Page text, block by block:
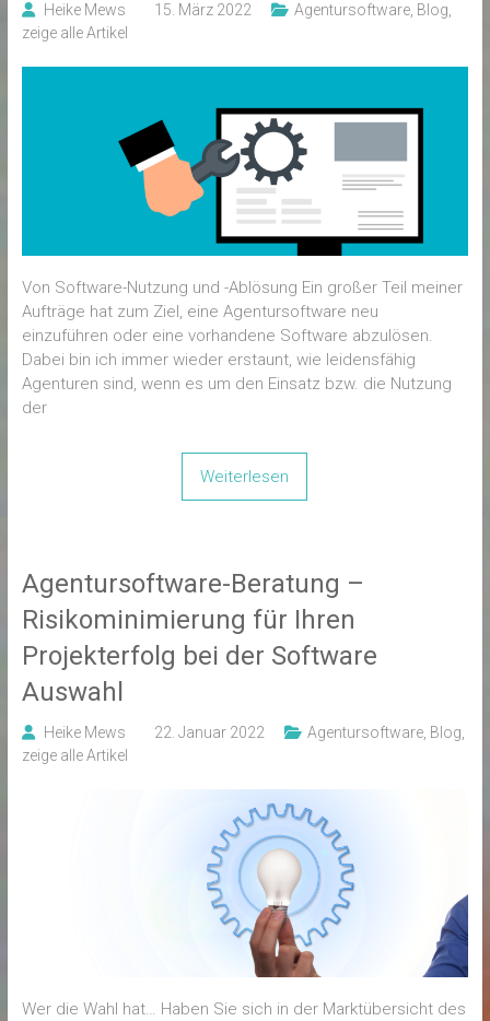
Heike Mews 15. März 2022 Agentursoftware, Blog
zeige alle Artikel
Von Software-Nutzung und -Ablösung Ein großer Teil meiner
Aufträge hat zum Ziel, eine Agentursoftware neu
einzuführen oder eine vorhandene Software abzulösen.
Dabei bin ich immer wieder erstaunt, wie leidensfähig
Agenturen sind, wenn es um den Einsatz bzw. die Nutzung
der
Weiterlesen
Agentursoftware-Beratung –
Risikominimierung für Ihren
Projekterfolg bei der Software
Auswahl
Heike Mews 22. Januar 2022 Agentursoftware, Blog
zeige alle Artikel
Wer die Wahl hat… Haben Sie sich in der Marktübersicht des